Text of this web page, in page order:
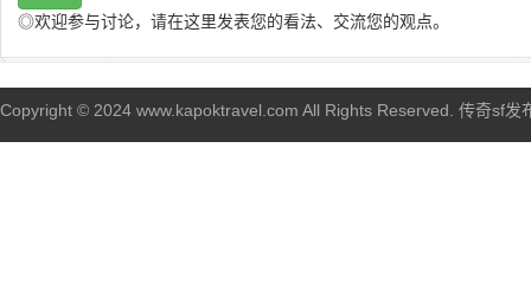
◎欢迎参与讨论，请在这里发表您的看法、交流您的观点。
Copyright © 2024 www.kapoktravel.com All Rights Reserved. 传奇sf发